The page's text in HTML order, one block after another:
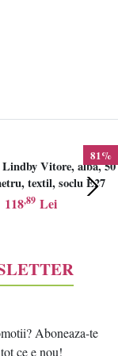
81%
Vitore, alba, 50
textil, soclu E27
118,89 Lei
Aboneaza-te
ce e nou!